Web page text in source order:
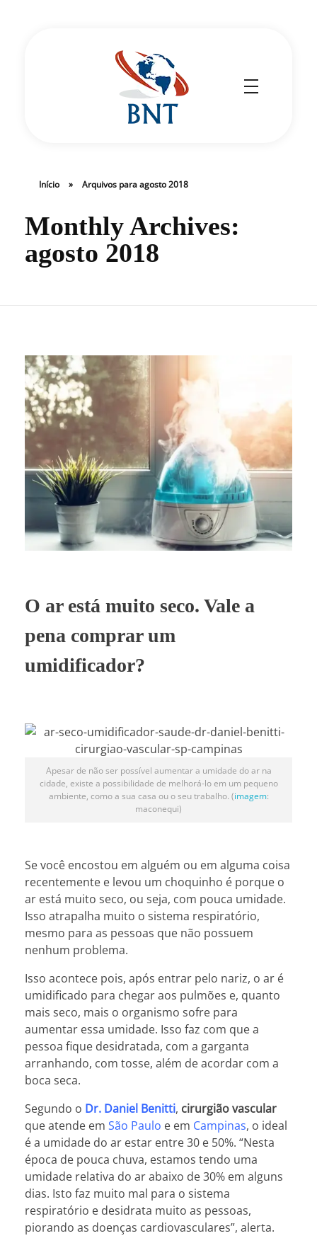
Início » Arquivos para agosto 2018
Monthly Archives:
agosto 2018
O ar está muito seco. Vale a
pena comprar um
umidificador?
Apesar de não ser possível aumentar a umidade do ar na
cidade, existe a possibilidade de melhorá-lo em um pequeno
ambiente, como a sua casa ou o seu trabalho. (imagem:
maconequi)
Se você encostou em alguém ou em alguma coisa
recentemente e levou um choquinho é porque o
ar está muito seco, ou seja, com pouca umidade.
Isso atrapalha muito o sistema respiratório,
mesmo para as pessoas que não possuem
nenhum problema.
Isso acontece pois, após entrar pelo nariz, o ar é
umidificado para chegar aos pulmões e, quanto
mais seco, mais o organismo sofre para
aumentar essa umidade. Isso faz com que a
pessoa fique desidratada, com a garganta
arranhando, com tosse, além de acordar com a
boca seca.
Segundo o Dr. Daniel Benitti, cirurgião vascular
que atende em São Paulo e em Campinas, o ideal
é a umidade do ar estar entre 30 e 50%. “Nesta
época de pouca chuva, estamos tendo uma
umidade relativa do ar abaixo de 30% em alguns
dias. Isto faz muito mal para o sistema
respiratório e desidrata muito as pessoas,
piorando as doenças cardiovasculares”, alerta.